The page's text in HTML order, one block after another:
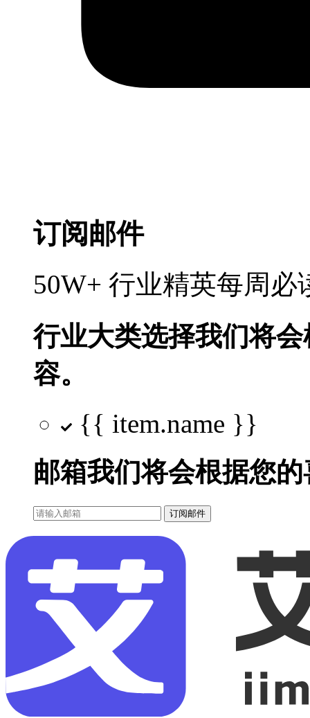
订阅邮件
50W+ 行业精英每周
行业大类选择我们将
容。
{{ item.name }}
邮箱我们将会根据您
订阅邮件